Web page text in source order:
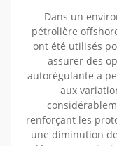
Dans un
pétrolière
ont été utilisés
assurer des
autorégulante a
aux
renforçant les
une diminution